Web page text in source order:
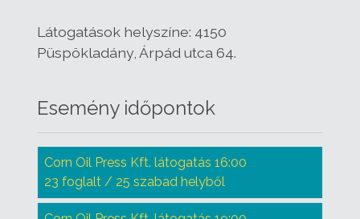
Látogatások helyszíne: 4150
Püspökladány, Árpád utca 64.
Esemény időpontok
Corn Oil Press Kft. látogatás 16:00
23 foglalt / 25 szabad helyből